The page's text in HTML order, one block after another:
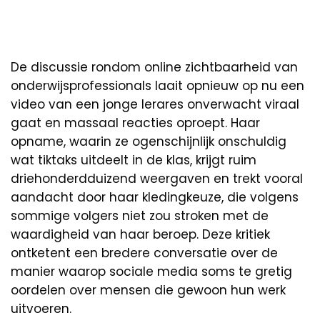
De discussie rondom online zichtbaarheid van
onderwijsprofessionals laait opnieuw op nu een
video van een jonge lerares onverwacht viraal
gaat en massaal reacties oproept. Haar
opname, waarin ze ogenschijnlijk onschuldig
wat tiktaks uitdeelt in de klas, krijgt ruim
driehonderdduizend weergaven en trekt vooral
aandacht door haar kledingkeuze, die volgens
sommige volgers niet zou stroken met de
waardigheid van haar beroep. Deze kritiek
ontketent een bredere conversatie over de
manier waarop sociale media soms te gretig
oordelen over mensen die gewoon hun werk
uitvoeren.